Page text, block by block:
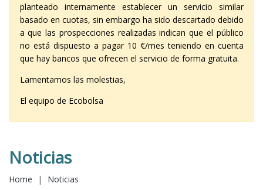
planteado internamente establecer un servicio similar
basado en cuotas, sin embargo ha sido descartado debido
a que las prospecciones realizadas indican que el público
no está dispuesto a pagar 10 €/mes teniendo en cuenta
que hay bancos que ofrecen el servicio de forma gratuita.
Lamentamos las molestias,
El equipo de Ecobolsa
Noticias
Home | Noticias